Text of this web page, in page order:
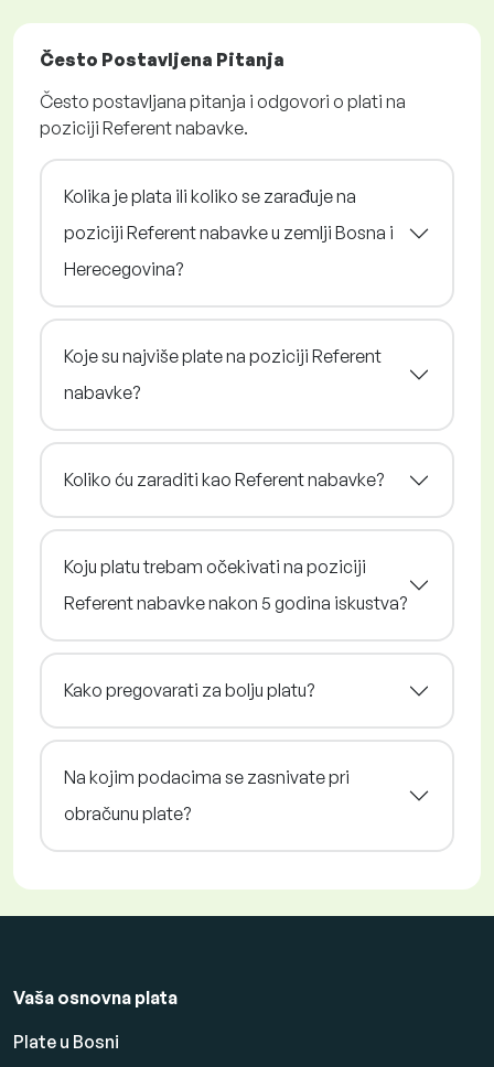
Često Postavljena Pitanja
Često postavljana pitanja i odgovori o plati na
poziciji Referent nabavke.
Kolika je plata ili koliko se zarađuje na
poziciji Referent nabavke u zemlji Bosna i
Herecegovina?
Koje su najviše plate na poziciji Referent
nabavke?
Koliko ću zaraditi kao Referent nabavke?
Koju platu trebam očekivati na poziciji
Referent nabavke nakon 5 godina iskustva?
Kako pregovarati za bolju platu?
Na kojim podacima se zasnivate pri
obračunu plate?
Vaša osnovna plata
Plate u Bosni